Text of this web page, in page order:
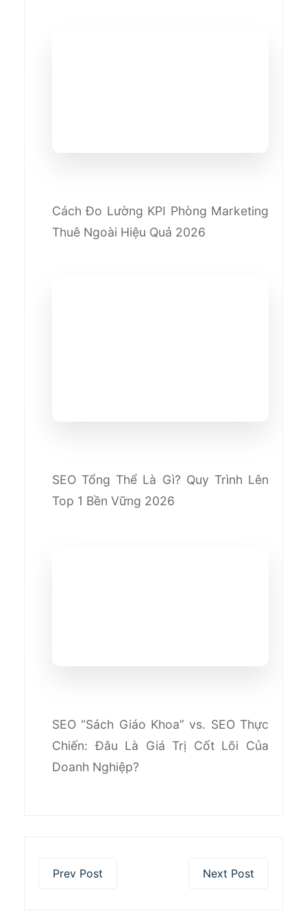
Cách Đo Lường KPI Phòng Marketing
Thuê Ngoài Hiệu Quả 2026
SEO Tổng Thể Là Gì? Quy Trình Lên
Top 1 Bền Vững 2026
SEO “Sách Giáo Khoa” vs. SEO Thực
Chiến: Đâu Là Giá Trị Cốt Lõi Của
Doanh Nghiệp?
Prev Post Next Post